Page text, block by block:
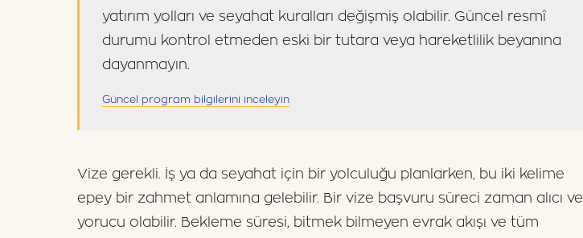
yatırım yolları ve seyahat kuralları değişmiş olabilir. Güncel resmî
durumu kontrol etmeden eski bir tutara veya hareketlilik beyanına
dayanmayın.
Güncel program bilgilerini inceleyin
Vize gerekli. İş ya da seyahat için bir yolculuğu planlarken, bu iki kelime
epey bir zahmet anlamına gelebilir. Bir vize başvuru süreci zaman alıcı ve
yorucu olabilir. Bekleme süresi, bitmek bilmeyen evrak akışı ve tüm